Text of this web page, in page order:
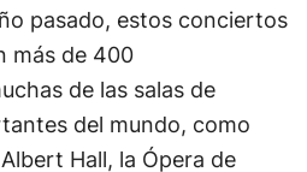
pasado, estos conciertos
más de 400
de las salas de
del mundo, como
Hall, la Ópera de